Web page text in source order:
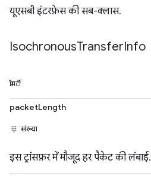
यूएसबी इंटरफ़ेस की सब-क्लास.
IsochronousTransferInfo
प्रॉपर्टी
packetLength
संख्या
इस ट्रांसफ़र में मौजूद हर पैकेट की लंबाई.